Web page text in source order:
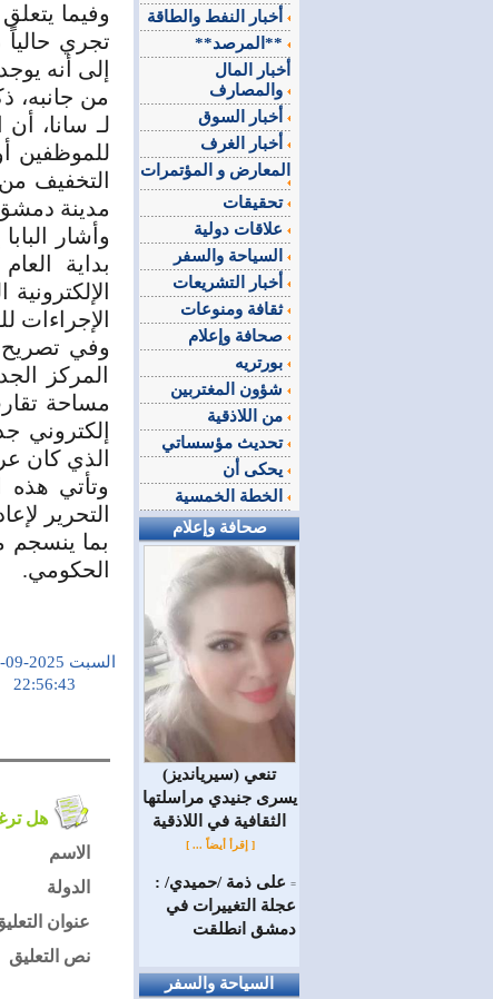
وفيما
تجري
إلى أنه يوجد حاليا 4 نماذج
من جانبه،
لـ سانا،
للموظفين
التخفيف
مدينة
وأشار
بداية
الإجراءات
وفي تصريح
المركز
مساحة
إلكتروني
الذي كان
وتأتي هذه
التحرير
بما ينسجم
الحكومي.
السبت 2025-09-06
هل ترغب في التعليق على الموضوع ؟
الاسم
الدولة
عنوان
نص التعليق
**المرصد**
أخبار المال
المعارض و المؤتمرات
تحقيقات
ثقافة ومنوعات
تحديث مؤسساتي
صحافة وإعلام
(سيريانديز) تنعي
يسرى جنيدي مراسلتها
الثقافية في اللاذقية
[ إقرأ أيضاً ... ]
= على ذمة /حميدي/ :
عجلة التغييرات في
دمشق انطلقت
السياحة والسفر